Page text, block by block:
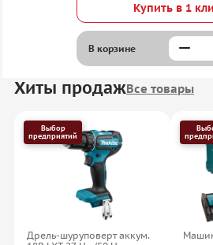
Купить в 1
В корзине
Хиты продажВсе товары
Выбор
предприятий
Дрель-шуруповерт аккум.